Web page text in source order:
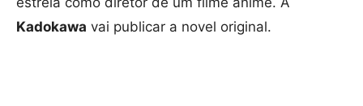
Kadokawa vai publicar a novel original.